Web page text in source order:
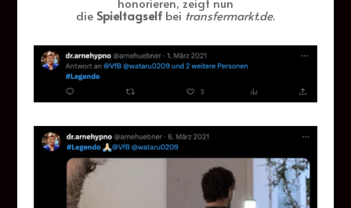
die Spieltagself bei transfermarkt.de.